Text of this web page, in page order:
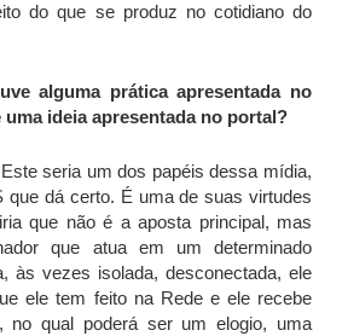
do que se produz no cotidiano do
alguma prática apresentada no
uma ideia apresentada no portal?
Este seria um dos papéis dessa mídia,
que dá certo. É uma de suas virtudes
que não é a aposta principal, mas
que atua em um determinado
às vezes isolada, desconectada, ele
ele tem feito na Rede e ele recebe
no qual poderá ser um elogio, uma